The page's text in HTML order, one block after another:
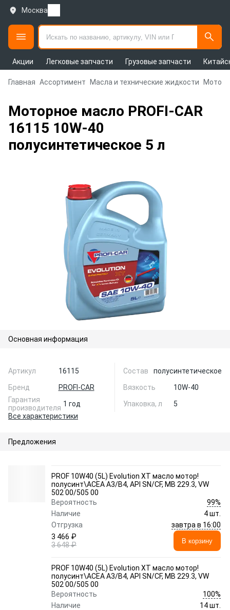
Москва
Акции Легковые запчасти Грузовые запчасти
Главная Ассортимент Масла и технические жидкости
Моторное масло PROFI-CAR
16115 10W-40
полусинтетическое 5 л
Основная информация
Артикул
16115
Бренд
PROFI-CAR
Гарантия
производителя 1 год
Состав
полусинтетическое
Вязкость
10W-40
Упаковка, л
5
Все характеристики
Предложения
PROF 10W40 (5L) Evolution XT масло мотор!
полусинт\ACEA A3/B4, API SN/CF, MB 229.3, VW
502 00/505 00
Вероятность
99%
Наличие
4 шт.
Отгрузка
завтра в 16:00
3 466 ₽
3 648 ₽
В корзину
PROF 10W40 (5L) Evolution XT масло мотор!
полусинт\ACEA A3/B4, API SN/CF, MB 229.3, VW
502 00/505 00
Вероятность
100%
Наличие
14 шт.